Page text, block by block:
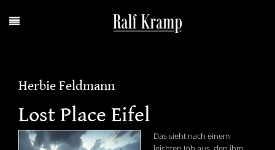
Herbie Feldmann
Lost Place Eifel
Das sieht nach einem